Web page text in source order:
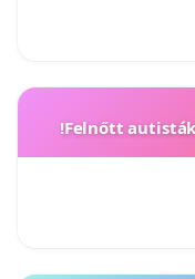
Felnőtt